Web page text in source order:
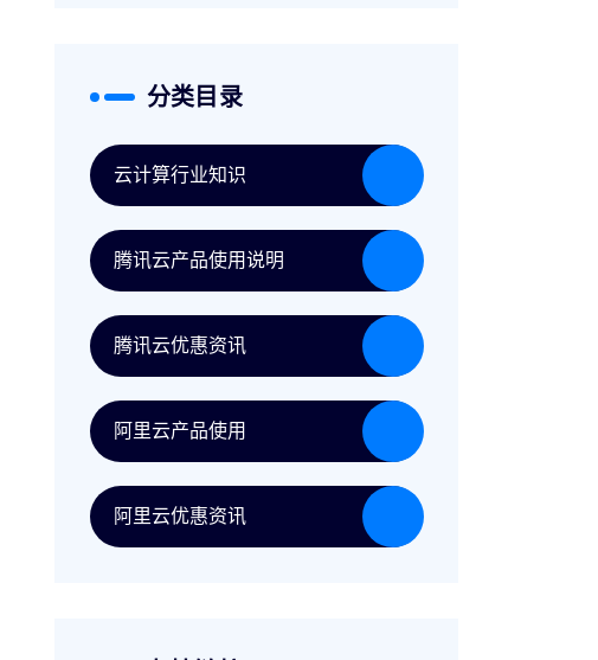
分类目录
云计算行业知识
腾讯云产品使用说明
腾讯云优惠资讯
阿里云产品使用
阿里云优惠资讯